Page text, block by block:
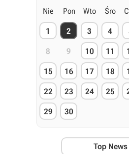
Nie Pon Wto Śro
1 2 3 4
8 9 10 11
15 16 17 18
22 23 24 25
29 30
Top News